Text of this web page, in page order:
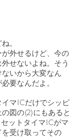
。
外せるけど、今の
せないよね。そう
いから大変なん
要なんだよ。
マICだけでシッピ
図の(2)にもあると
ットタイマICがマ
受け取ってその